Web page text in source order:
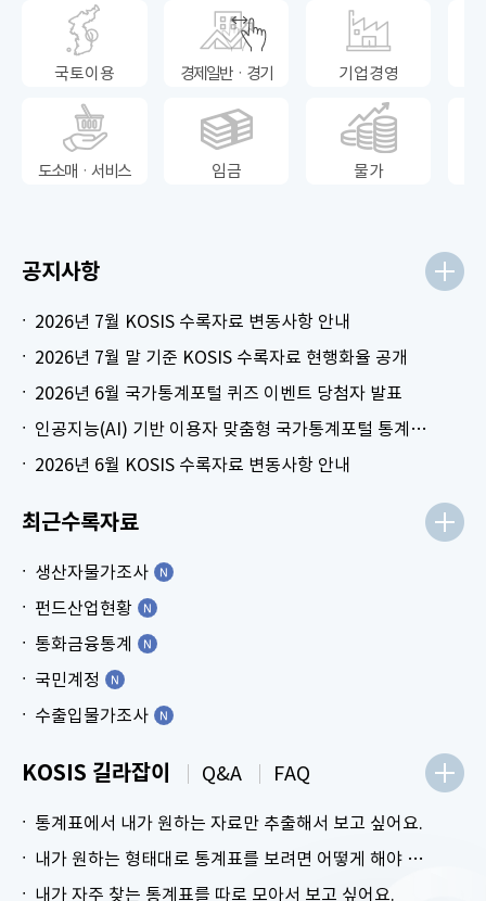
국토이용 경제일반ㆍ경기 기업경영
도소매ㆍ서비스 임금 물가
공지사항
2026년 7월 KOSIS 수록자료 변동사항 안내
2026년 7월 말 기준 KOSIS 수록자료 현행화율 공개
2026년 6월 국가통계포털 퀴즈 이벤트 당첨자 발표
인공지능(AI) 기반 이용자 맞춤형 국가통계포털 통계표 생성 시범 서비스 안내
2026년 6월 KOSIS 수록자료 변동사항 안내
최근수록자료
생산자물가조사
펀드산업현황
통화금융통계
국민계정
수출입물가조사
KOSIS 길라잡이
통계표에서 내가 원하는 자료만 추출해서 보고 싶어요.
내가 원하는 형태대로 통계표를 보려면 어떻게 해야 하나요?
내가 자주 찾는 통계표를 따로 모아서 보고 싶어요.
Q&A FAQ